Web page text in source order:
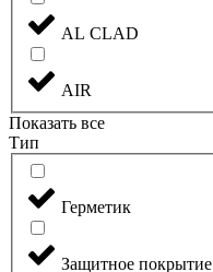
AL CLAD
AIR
Показать все
Тип
Герметик
Защитное покрытие